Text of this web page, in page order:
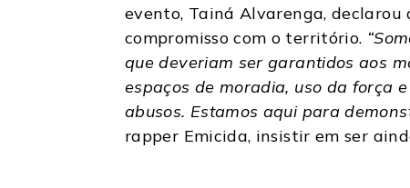
evento, Tainá Alvarenga,
compromisso com o território.
que deveriam ser garantidos aos
espaços de moradia, uso da força
abusos. Estamos aqui para
rapper Emicida, insistir em ser